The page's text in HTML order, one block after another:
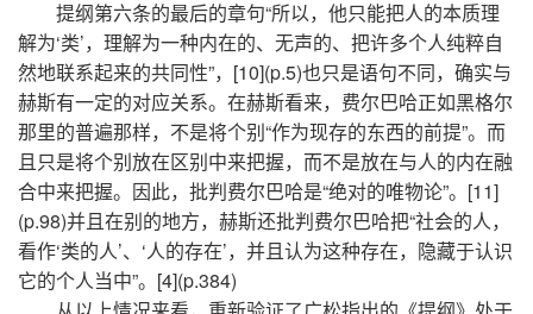
提纲第六条的最后的章句“所以，他只能把人的本质理
解为‘类’，理解为一种内在的、无声的、把许多个人纯粹自
然地联系起来的共同性”，[10](p.5)也只是语句不同，确实与
赫斯有一定的对应关系。在赫斯看来，费尔巴哈正如黑格尔
那里的普遍那样，不是将个别“作为现存的东西的前提”。而
且只是将个别放在区别中来把握，而不是放在与人的内在融
合中来把握。因此，批判费尔巴哈是“绝对的唯物论”。[11]
(p.98)并且在别的地方，赫斯还批判费尔巴哈把“社会的人，
看作‘类的人’、‘人的存在’，并且认为这种存在，隐藏于认识
它的个人当中”。[4](p.384)